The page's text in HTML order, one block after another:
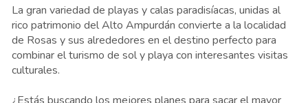
La gran variedad de playas y calas paradisíacas, unidas al
rico patrimonio del Alto Ampurdán convierte a la localidad
de Rosas y sus alrededores en el destino perfecto para
combinar el turismo de sol y playa con interesantes visitas
culturales.